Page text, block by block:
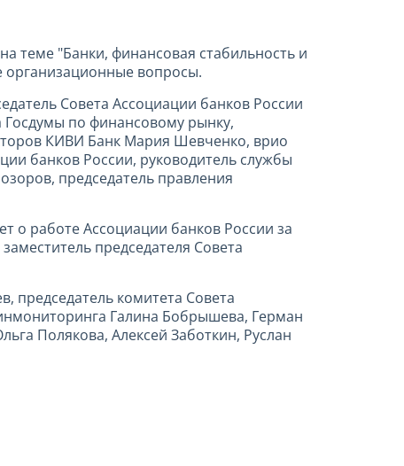
теме "Банки, финансовая стабильность и
организационные вопросы.
Совета Ассоциации банков России
Госдумы по финансовому рынку,
КИВИ Банк Мария Шевченко, врио
банков России, руководитель службы
председатель правления
о работе Ассоциации банков России за
председателя Совета
председатель комитета Совета
Галина Бобрышева, Герман
Полякова, Алексей Заботкин, Руслан